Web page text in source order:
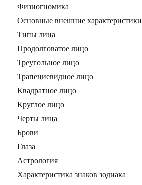
Физиогномика
Основные внешние характеристики
Типы лица
Продолговатое лицо
Треугольное лицо
Трапециевидное лицо
Квадратное лицо
Круглое лицо
Черты лица
Брови
Глаза
Астрология
Характеристика знаков зодиака